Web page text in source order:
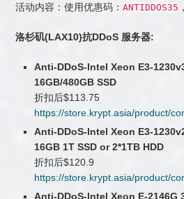
活动内容：使用优惠码： ANTIDDOS35
洛杉矶(LAX10)抗DDoS 服务器:
Anti-DDoS-Intel Xeon E3-
16GB/480GB SSD
折扣后$113.75
https://store.krypt.asia/product/
Anti-DDoS-Intel Xeon E3-
16GB 1T SSD or 2*1TB HDD
折扣后$120.9
https://store.krypt.asia/product/
Anti-DDoS-Intel Xeon E-2146G